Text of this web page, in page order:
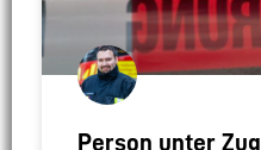
Person unter Zug